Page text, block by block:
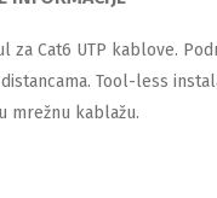
za Cat6 UTP kablove.
Tool-less
mrežnu kablažu.